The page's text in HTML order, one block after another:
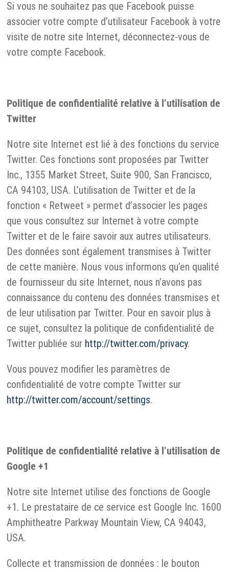
Si vous ne souhaitez pas que Facebook puisse
associer votre compte d’utilisateur Facebook à votre
visite de notre site Internet, déconnectez-vous de
votre compte Facebook.
Politique de confidentialité relative à l’utilisation de
Twitter
Notre site Internet est lié à des fonctions du service
Twitter. Ces fonctions sont proposées par Twitter
Inc., 1355 Market Street, Suite 900, San Francisco,
CA 94103, USA. L’utilisation de Twitter et de la
fonction « Retweet » permet d’associer les pages
que vous consultez sur Internet à votre compte
Twitter et de le faire savoir aux autres utilisateurs.
Des données sont également transmises à Twitter
de cette manière. Nous vous informons qu’en qualité
de fournisseur du site Internet, nous n’avons pas
connaissance du contenu des données transmises et
de leur utilisation par Twitter. Pour en savoir plus à
ce sujet, consultez la politique de confidentialité de
Twitter publiée sur http://twitter.com/privacy.
Vous pouvez modifier les paramètres de
confidentialité de votre compte Twitter sur
http://twitter.com/account/settings.
Politique de confidentialité relative à l’utilisation de
Google +1
Notre site Internet utilise des fonctions de Google
+1. Le prestataire de ce service est Google Inc. 1600
Amphitheatre Parkway Mountain View, CA 94043,
USA.
Collecte et transmission de données : le bouton